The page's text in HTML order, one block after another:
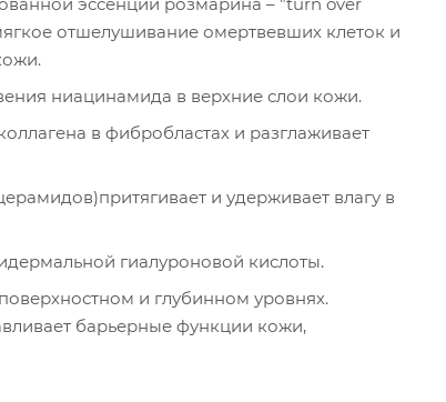
отшелушивание омертвевших клеток и
ниацинамида в верхние слои кожи.
в фибробластах и ​​разглаживает
и удерживает влагу в
гиалуроновой кислоты.
и глубинном уровнях.
барьерные функции кожи,